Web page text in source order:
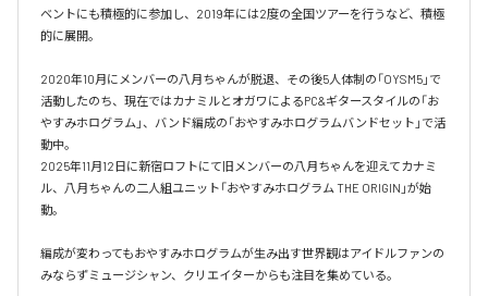
ベントにも積極的に参加し、2019年には2度の全国ツアーを⾏うなど、積極
的に展開。
2020年10月にメンバーの八月ちゃんが脱退、その後5人体制の「OYSM5」で
活動したのち、現在ではカナミルとオガワによるPC&ギタースタイルの「お
やすみホログラム」、バンド編成の「おやすみホログラムバンドセット」で活
動中。
2025年11月12日に新宿ロフトにて旧メンバーの八月ちゃんを迎えてカナミ
ル、八月ちゃんの二人組ユニット「おやすみホログラム THE ORIGIN」が始
動。
編成が変わってもおやすみホログラムが⽣み出す世界観はアイドルファンの